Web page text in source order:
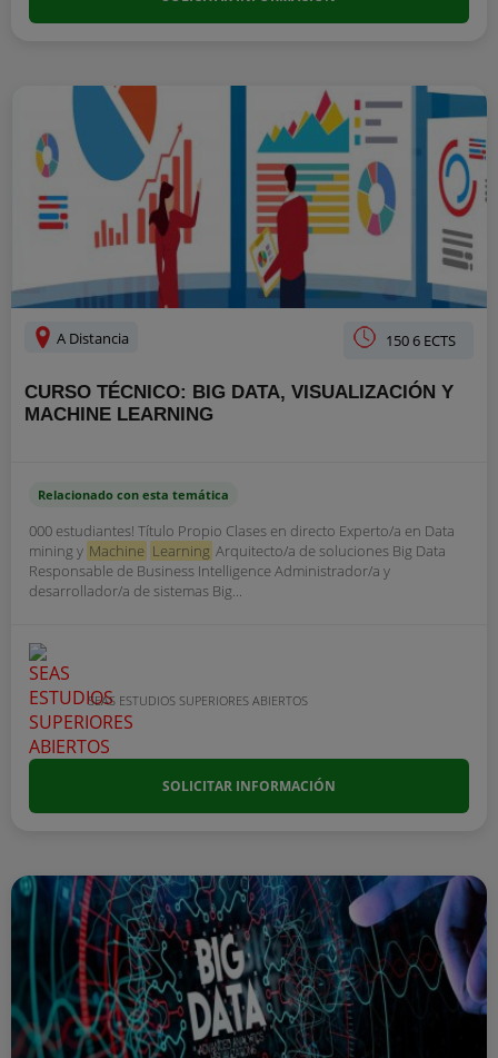
A Distancia 150 6 ECTS
CURSO TÉCNICO: BIG DATA, VISUALIZACIÓN Y
MACHINE LEARNING
Relacionado con esta temática
000 estudiantes! Título Propio Clases en directo Experto/a en Data
mining y Machine Learning Arquitecto/a de soluciones Big Data
Responsable de Business Intelligence Administrador/a y
desarrollador/a de sistemas Big...
SEAS ESTUDIOS SUPERIORES ABIERTOS
SOLICITAR INFORMACIÓN